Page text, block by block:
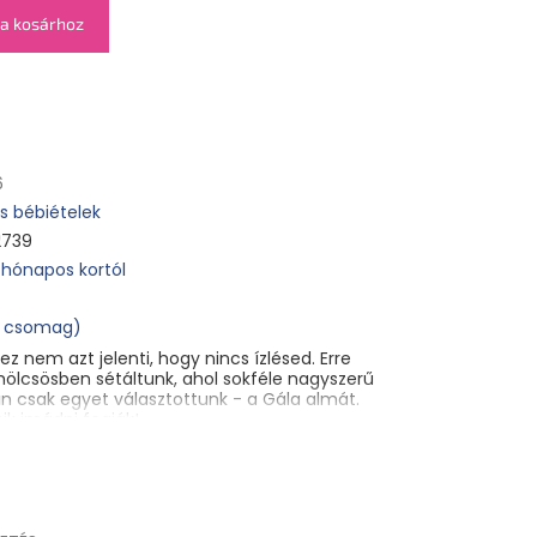
kosárhoz
bébiételek
kortól
nem azt jelenti, hogy nincs ízlésed. Erre
sétáltunk, ahol sokféle nagyszerű
csak egyet választottunk - a Gála almát.
imádni fogják!
BIO Alma (4x85 g)